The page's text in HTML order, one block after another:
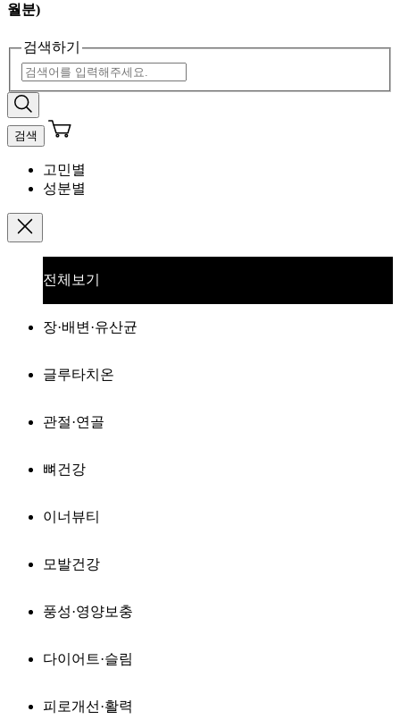
월분)
검색하기
검색
고민별
성분별
전체보기
장·배변·유산균
글루타치온
관절·연골
뼈건강
이너뷰티
모발건강
풍성·영양보충
다이어트·슬림
피로개선·활력